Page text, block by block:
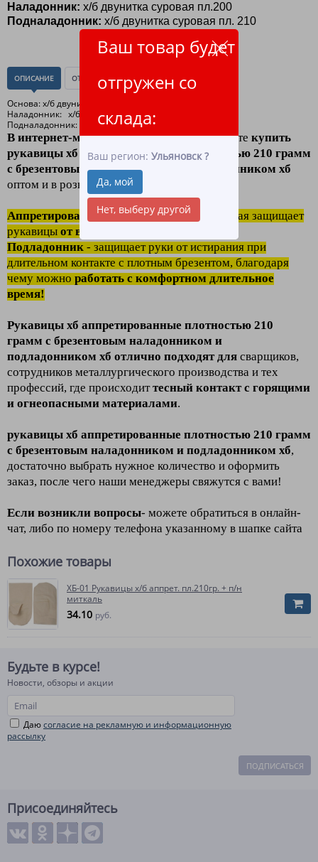
Ваш товар будет
отгружен со
склада:
Ваш регион:Ульяновск ?
Да, мой
Нет, выберу другой
Наладонник: х/б двунитка суровая пл.200
Подналадонник: х/б двунитка суровая пл. 210
ОПИСАНИЕ ОТЗЫВЫ(0)
Основа: х/б двунитка суровая пл.210
Наладонник: х/б двунитка суровая пл.200 гр.
Подналадонник: х/б двунитка суровая пл. 210
В интернет-магазине ЛидерТекс, вы можете купить
рукавицы хб аппретированные плотностью 210 грамм
с брезентовым наладонником и подладонником хб
оптом и в розницу по низким ценам.
Аппретирование этопропитка ткани, которая защищает
рукавицы от возгорания
Подладонник - защищает руки от истирания при
длительном контакте с плотным брезентом, благодаря
чему можно работать с комфортном длительное
время!
Рукавицы хб аппретированные плотностью 210
грамм с брезентовым наладонником и
подладонником хб отлично подходят для сварщиков,
сотрудников металлургического производства и тех
профессий, где происходиттесный контакт с горящими
и огнеопасными материалами.
рукавицы хб аппретированные плотностью 210 грамм
с брезентовым наладонником и подладонником хб,
достаточно выбрать нужное количество и оформить
заказ, после чего наши менеджеры свяжутся с вами!
Если возникли вопросы- можете обратиться в онлайн-
чат, либо по номеру телефона указанному в шапке сайта
Похожие товары
ХБ-01 Рукавицы х/б аппрет. пл.210гр. + п/н
миткаль
34.10 руб.
Будьте в курсе!
Новости, обзоры и акции
Даюсогласие на рекламную и информационную
рассылку
ПОДПИСАТЬСЯ
Присоединяйтесь